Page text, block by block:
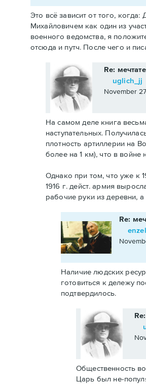
Это всё зависит от того,
Михайловичем как один из
военного ведомства, я
отсюда и путч. После чего и
Re:
uglich_jj
November
На самом деле книга
наступательных.
плотность артиллерии на
более на 1 км), что в войне
Однако при том, что уже к
1916 г. дейст. армия
рабочие руки из деревни,
Re:
enzel
Наличие людских
готовиться к дележу
подтвердилось.
Общественность
Царь был не-